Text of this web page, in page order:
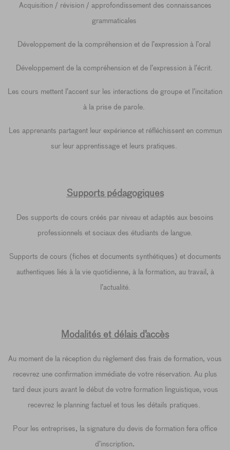
Acquisition / révision / approfondissement des connaissances
grammaticales
Développement de la compréhension et de l’expression à l’oral
Développement de la compréhension et de l’expression à l’écrit.
Les cours mettent l’accent sur les interactions de groupe et l’incitation
à la prise de parole.
Les apprenants partagent leur expérience et réfléchissent en commun
sur leur apprentissage et leurs pratiques.
Supports pédagogiques
Des supports de cours créés par niveau et adaptés aux besoins
professionnels et sociaux des étudiants de langue.
Supports de cours (fiches et documents synthétiques) et documents
authentiques liés à la vie quotidienne, à la formation, au travail, à
l’actualité.
Modalités et délais d’accès
Au moment de la réception du règlement des frais de formation, vous
recevrez une confirmation immédiate de votre réservation. Au plus
tard deux jours avant le début de votre formation linguistique, vous
recevrez le planning factuel et tous les détails pratiques.
Pour les entreprises, la signature du devis de formation fera office
d’inscription.